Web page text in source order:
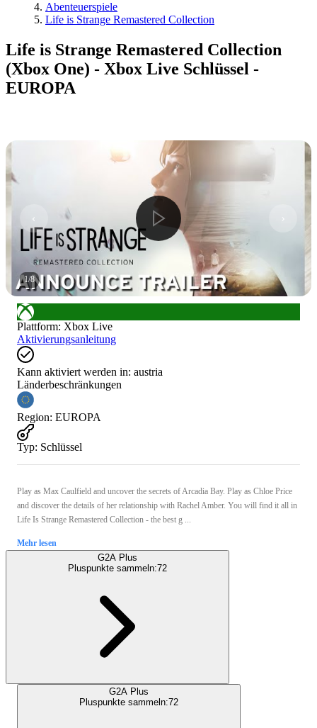
Abenteuerspiele
Life is Strange Remastered Collection
Life is Strange Remastered Collection
(Xbox One) - Xbox Live Schlüssel -
EUROPA
1/8
Plattform: Xbox Live
Aktivierungsanleitung
Kann aktiviert werden in: austria
Länderbeschränkungen
Region: EUROPA
Typ: Schlüssel
Play as Max Caulfield and uncover the secrets of Arcadia Bay. Play as Chloe Price
and discover the details of her relationship with Rachel Amber. You will find it all in
Life Is Strange Remastered Collection - the best g ...
Mehr lesen
G2A Plus
Pluspunkte sammeln:72
G2A Plus
Pluspunkte sammeln:72